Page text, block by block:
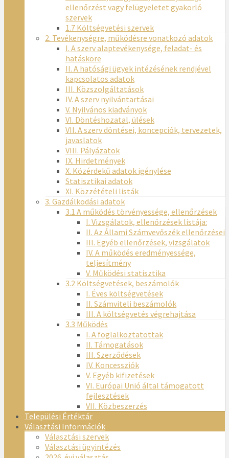
ellenőrzést vagy felügyeletet gyakorló
szervek
1.7 Költségvetési szervek
2. Tevékenységre, működésre vonatkozó adatok
I. A szerv alaptevékenysége, feladat- és
hatásköre
II. A hatósági ügyek intézésének rendjével
kapcsolatos adatok
III. Közszolgáltatások
IV. A szerv nyilvántartásai
V. Nyilvános kiadványok
VI. Döntéshozatal, ülések
VII. A szerv döntései, koncepciók, tervezetek,
javaslatok
VIII. Pályázatok
IX. Hirdetmények
X. Közérdekű adatok igénylése
Statisztikai adatok
XI. Közzétételi listák
3. Gazdálkodási adatok
3.1 A működés törvényessége, ellenőrzések
I. Vizsgálatok, ellenőrzések listája:
II. Az Állami Számvevőszék ellenőrzései
III. Egyéb ellenőrzések, vizsgálatok
IV. A működés eredményessége,
teljesítmény
V. Működési statisztika
3.2 Költségvetések, beszámolók
I. Éves költségvetések
II. Számviteli beszámolók
III. A költségvetés végrehajtása
3.3 Működés
I. A foglalkoztatottak
II. Támogatások
III. Szerződések
IV. Koncessziók
V. Egyéb kifizetések
VI. Európai Unió által támogatott
fejlesztések
VII. Közbeszerzés
Települési Értéktár
Választási Információk
Választási szervek
Választási ügyintézés